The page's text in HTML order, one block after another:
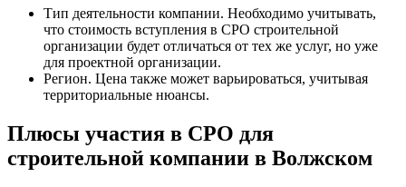
Тип деятельности компании. Необходимо учитывать,
что стоимость вступления в СРО строительной
организации будет отличаться от тех же услуг, но уже
для проектной организации.
Регион. Цена также может варьироваться, учитывая
территориальные нюансы.
Плюсы участия в СРО для
строительной компании в Волжском